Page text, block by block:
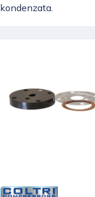
kondenzata.